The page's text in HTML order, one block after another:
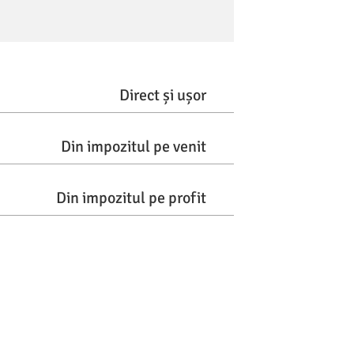
Direct și ușor
Din impozitul pe venit
Din impozitul pe profit